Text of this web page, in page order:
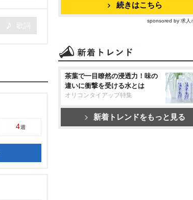
4週
続きはこちら
sponsored by 求人
茶葉で一目瞭然の浸透力！味の
違いに衝撃を受ける水とは
オリコンタイアップ特集
新着トレンドをもっと見る